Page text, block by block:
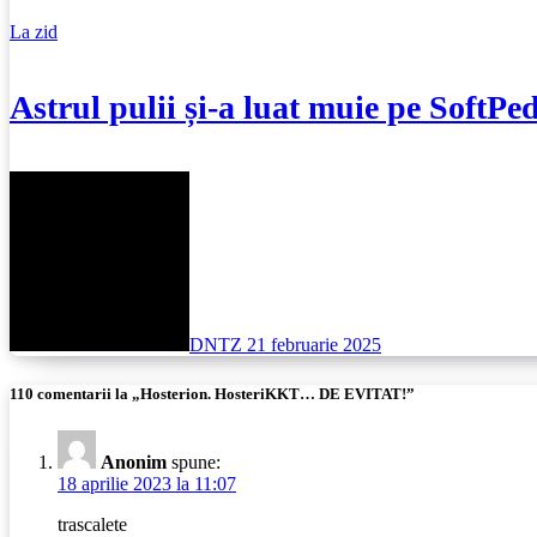
La zid
Astrul pulii și-a luat muie pe
DNTZ 21 februarie 2025
110 comentarii la „Hosterion. HosteriKKT… DE EVITAT!”
Anonim spune:
18 aprilie 2023 la 11:07
trascalete